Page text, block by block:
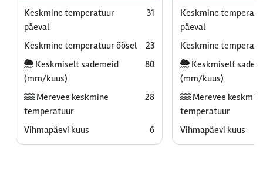
Keskmine temperatuur
päeval
31
Keskmine temperatuur öösel
23
Keskmiselt sademeid
(mm/kuus)
80
Merevee keskmine
temperatuur
28
Vihmapäevi kuus 6
Keskmine
päeval
Keskmine
Keskmiselt
(mm/kuus)
Merevee
temperatuur
Vihmapäevi kuus